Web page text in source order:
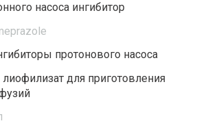
насоса ингибитор
протонового насоса
лиофилизат для приготовления